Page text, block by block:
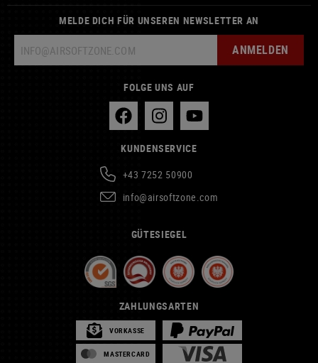
MELDE DICH FÜR UNSEREN NEWSLETTER AN
ANMELDEN
FOLGE UNS AUF
KUNDENSERVICE
+43 7252 50900
info@airsoftzone.com
GÜTESIEGEL
ZAHLUNGSARTEN
VORKASSE
MASTERCARD